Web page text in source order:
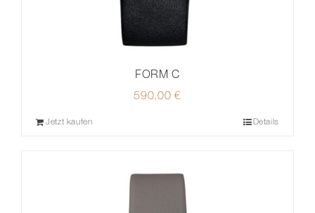
FORM C
590,00 €
Jetzt kaufen Details